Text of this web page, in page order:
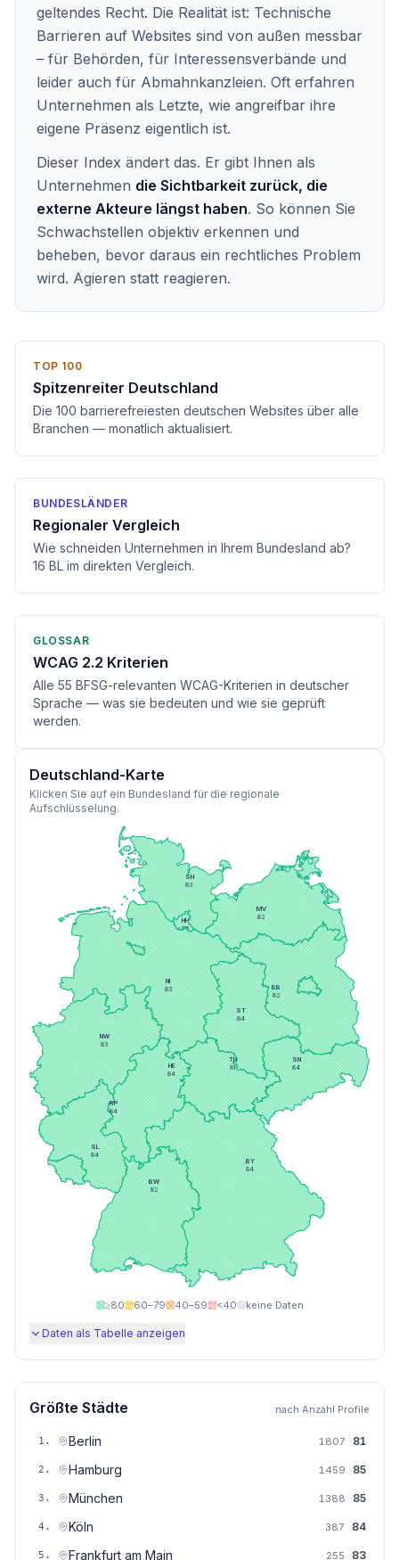
geltendes Recht. Die Realität ist: Technische
Barrieren auf Websites sind von außen messbar
– für Behörden, für Interessensverbände und
leider auch für Abmahnkanzleien. Oft erfahren
Unternehmen als Letzte, wie angreifbar ihre
eigene Präsenz eigentlich ist.
Dieser Index ändert das. Er gibt Ihnen als
Unternehmen die Sichtbarkeit zurück, die
externe Akteure längst haben. So können Sie
Schwachstellen objektiv erkennen und
beheben, bevor daraus ein rechtliches Problem
wird. Agieren statt reagieren.
TOP 100
Spitzenreiter Deutschland
Die 100 barrierefreiesten deutschen Websites über alle
Branchen — monatlich aktualisiert.
BUNDESLÄNDER
Regionaler Vergleich
Wie schneiden Unternehmen in Ihrem Bundesland ab?
16 BL im direkten Vergleich.
GLOSSAR
WCAG 2.2 Kriterien
Alle 55 BFSG-relevanten WCAG-Kriterien in deutscher
Sprache — was sie bedeuten und wie sie geprüft
werden.
Deutschland-Karte
Klicken Sie auf ein Bundesland für die regionale
Aufschlüsselung.
BW
82
BY
84
BB
82
HB
82
HH
85
HE
84
NI
83
MV
82
NW
83
RP
84
SL
84
SN
84
ST
84
SH
83
TH
81
≥80 60–79 40–59 <40 keine Daten
Daten als Tabelle anzeigen
Größte Städte nach Anzahl Profile
1 . Berlin 1807 81
2 . Hamburg 1459 85
3 . München 1388 85
4 . Köln 387 84
5 . Frankfurt am Main 255 83